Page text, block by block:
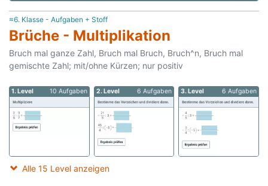
≈6. Klasse - Aufgaben + Stoff
Brüche - Multiplikation
Bruch mal ganze Zahl, Bruch mal Bruch, Bruch^n, Bruch mal
gemischte Zahl; mit/ohne Kürzen; nur positiv
1. Level 10 Aufgaben 2. Level 6 Aufgaben 3. Level 6 Aufgaben
Alle 15 Level anzeigen